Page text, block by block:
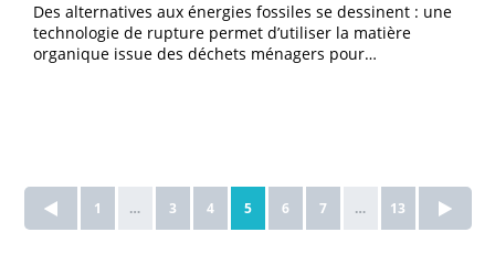
Des alternatives aux énergies fossiles se dessinent : une
technologie de rupture permet d’utiliser la matière
organique issue des déchets ménagers pour…
1 … 3 4 5 6 7 … 13